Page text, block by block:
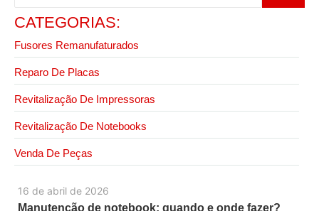
16 de abril de 2026
Manutenção de notebook: quando e onde fazer?
CATEGORIAS:
Fusores Remanufaturados
Reparo De Placas
Revitalização De Impressoras
Revitalização De Notebooks
Venda De Peças